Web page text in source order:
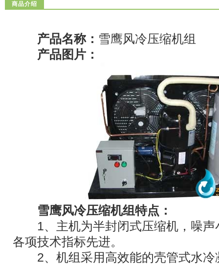
商品介绍
产品名称： 雪鹰风冷压缩机组
产品图片：
雪鹰风冷压缩机组特点：
1、主机为半封闭式压缩机，噪声
各项技术指标先进。
2、机组采用高效能的壳管式水冷